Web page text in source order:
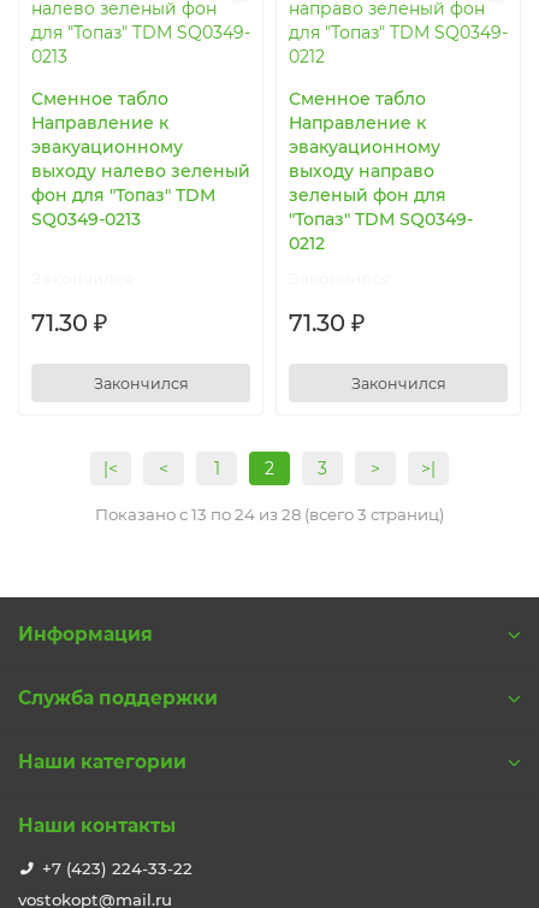
Сменное табло
Направление к
эвакуационному
выходу налево зеленый
фон для "Топаз" TDM
SQ0349-0213
71.30 ₽
Закончился
Сменное табло
Направление к
эвакуационному
выходу направо
зеленый фон для
"Топаз" TDM SQ0349-
0212
71.30 ₽
Закончился
|< < 1 2 3 > >|
Показано с 13 по 24 из 28 (всего 3 страниц)
Информация
Служба поддержки
Наши категории
Наши контакты
+7 (423) 224-33-22
vostokopt@mail.ru